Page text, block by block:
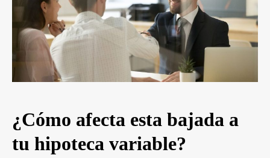
¿Cómo afecta esta bajada a
tu hipoteca variable?